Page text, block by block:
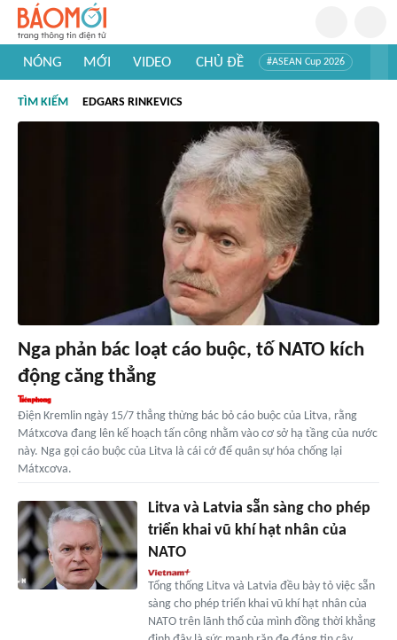
NÓNG MỚI VIDEO CHỦ ĐỀ #ASEAN Cup 2026
#Khám phá thế giới
TÌM KIẾM EDGARS RINKEVICS
Nga phản bác loạt cáo buộc, tố NATO kích
động căng thẳng
Điện Kremlin ngày 15/7 thẳng thừng bác bỏ cáo buộc của Litva, rằng
Mátxcơva đang lên kế hoạch tấn công nhằm vào cơ sở hạ tầng của nước
này. Nga gọi cáo buộc của Litva là cái cớ để quân sự hóa chống lại
Mátxcơva.
Litva và Latvia sẵn sàng cho phép
triển khai vũ khí hạt nhân của
NATO
Tổng thống Litva và Latvia đều bày tỏ việc sẵn
sàng cho phép triển khai vũ khí hạt nhân của
NATO trên lãnh thổ của mình đồng thời khẳng